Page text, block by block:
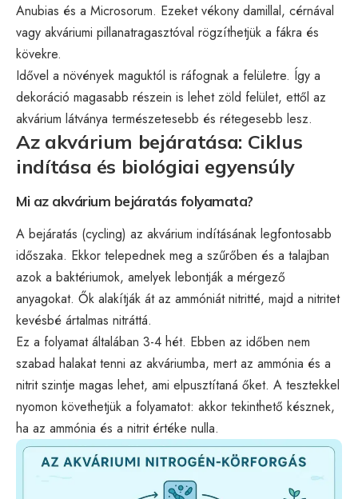
Anubias és a Microsorum. Ezeket vékony damillal, cérnával
vagy akváriumi pillanatragasztóval rögzíthetjük a fákra és
kövekre.
Idővel a növények maguktól is ráfognak a felületre. Így a
dekoráció magasabb részein is lehet zöld felület, ettől az
akvárium látványa természetesebb és rétegesebb lesz.
Az akvárium bejáratása: Ciklus
indítása és biológiai egyensúly
Mi az akvárium bejáratás folyamata?
A bejáratás (cycling) az akvárium indításának legfontosabb
időszaka. Ekkor telepednek meg a szűrőben és a talajban
azok a baktériumok, amelyek lebontják a mérgező
anyagokat. Ők alakítják át az ammóniát nitritté, majd a nitritet
kevésbé ártalmas nitráttá.
Ez a folyamat általában 3-4 hét. Ebben az időben nem
szabad halakat tenni az akváriumba, mert az ammónia és a
nitrit szintje magas lehet, ami elpusztítaná őket. A tesztekkel
nyomon követhetjük a folyamatot: akkor tekinthető késznek,
ha az ammónia és a nitrit értéke nulla.